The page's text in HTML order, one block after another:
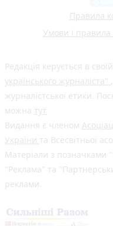
Правила
Умови і правила
Редакція керується в своїй
українського журналіста"
журналістської етики.
можна тут
Видання є членом
України та Всесвітньої
Матеріали з позначками
"Реклама" та
реклами.